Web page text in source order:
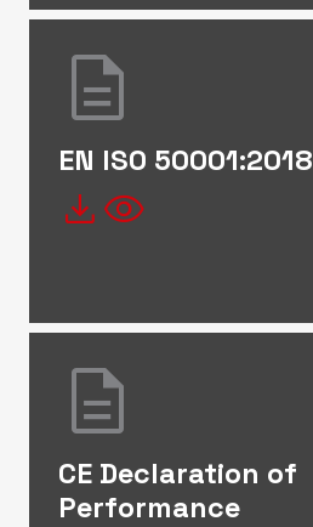
description
EN ISO 50001:2018
file_downloadvisibility
description
CE Declaration of
Performance